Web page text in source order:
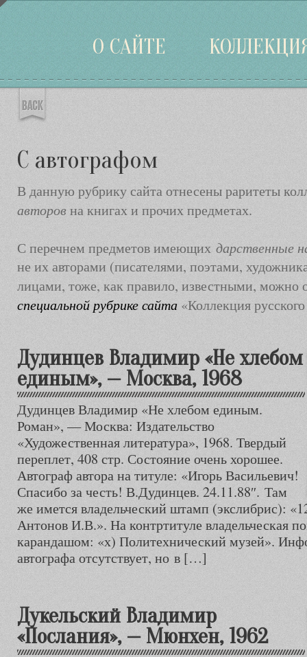
О САЙТЕ
С автографом
В данную рубрику сайта отнесены раритеты
авторовна книгах и прочих предметах.
С перечнем предметов имеющих дарственные
не их авторами (писателями, поэтами,
лицами, тоже, как правило, известными, можно
специальной рубрике сайта «Коллекция
Дудинцев Владимир «Не хлебом
единым», — Москва, 1968
Дудинцев Владимир «Не хлебом единым.
Роман», — Москва: Издательство
«Художественная литература», 1968. Твердый
переплет, 408 стр. Состояние очень хорошее.
Автограф автора на титуле: «Игорь Васильевич!
Спасибо за честь! В.Дудинцев. 24.11.88″. Там
же имется владельческий штамп (экслибрис):
Антонов И.В.». На контртитуле владельческая
карандашом: «х) Политехнический музей».
автографа отсутствует, но в […]
Дукельский Владимир
«Послания», — Мюнхен, 1962